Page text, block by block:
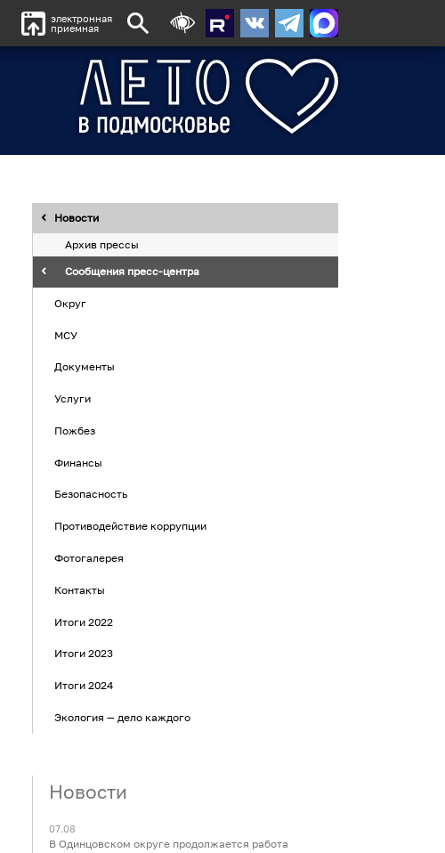
электронная
приемная
Новости
Архив прессы
Сообщения пресс-центра
Округ
МСУ
Документы
Услуги
Пожбез
Финансы
Безопасность
Противодействие коррупции
Фотогалерея
Контакты
Итоги 2022
Итоги 2023
Итоги 2024
Экология — дело каждого
Новости
07.08
В Одинцовском округе продолжается работа